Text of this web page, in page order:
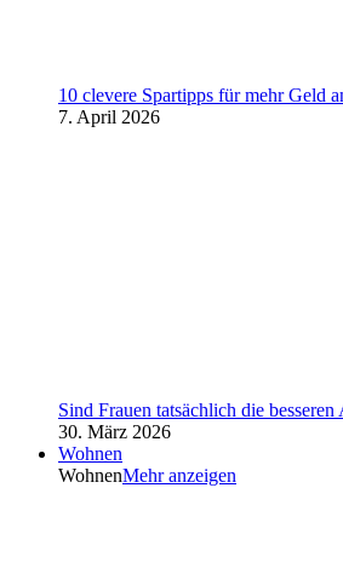
10 clevere Spartipps für mehr Geld
7. April 2026
Sind Frauen tatsächlich die
30. März 2026
Wohnen
WohnenMehr anzeigen